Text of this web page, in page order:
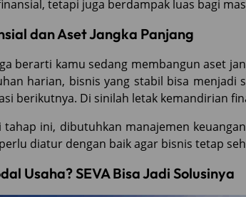
tetapi juga berdampak luas bagi
dan Aset Jangka Panjang
berarti kamu sedang membangun aset
harian, bisnis yang stabil bisa menjadi
berikutnya. Di sinilah letak kemandirian
ini, dibutuhkan manajemen
diatur dengan baik agar bisnis tetap
Usaha? SEVA Bisa Jadi Solusinya